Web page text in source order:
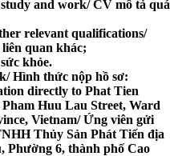
and work/ CV mô tả quá
relevant qualifications/
liên quan khác;
khỏe.
Hình thức nộp hồ sơ:
directly to Phat Tien
Huu Lau Street, Ward
Vietnam/ Ứng viên gửi
Thủy Sản Phát Tiến địa
Phường 6, thành phố Cao